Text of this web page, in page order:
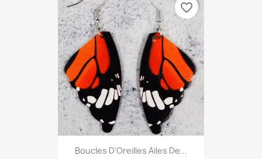
Boucles D'Oreilles Ailes De...
favorite_border